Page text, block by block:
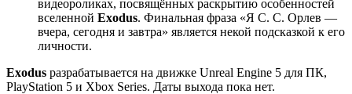
видеороликах, посвящённых раскрытию особенностей
вселенной Exodus. Финальная фраза «Я С. С. Орлев —
вчера, сегодня и завтра» является некой подсказкой к его
личности.
Exodus разрабатывается на движке Unreal Engine 5 для ПК,
PlayStation 5 и Xbox Series. Даты выхода пока нет.